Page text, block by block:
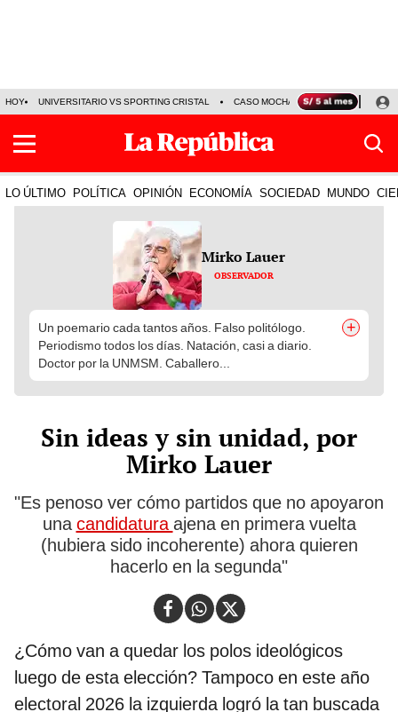
HOY UNIVERSITARIO VS SPORTING CRISTAL CASO MOCHASUELDOS
LO ÚLTIMO POLÍTICA OPINIÓN ECONOMÍA SOCIEDAD MUNDO
Mirko Lauer
OBSERVADOR
Un poemario cada tantos años. Falso politólogo.
Periodismo todos los días. Natación, casi a diario.
Doctor por la UNMSM. Caballero...
+
Sin ideas y sin unidad, por
Mirko Lauer
"Es penoso ver cómo partidos que no apoyaron
una candidaturaajena en primera vuelta
(hubiera sido incoherente) ahora quieren
hacerlo en la segunda"
¿Cómo van a quedar los polos ideológicos
luego de esta elección? Tampoco en este año
electoral 2026 la izquierda logró la tan buscada